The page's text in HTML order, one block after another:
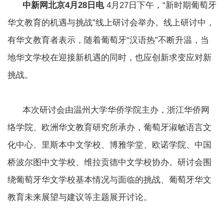
中新网北京4月28日电4月27日下午，“新时期葡萄牙
华文教育的机遇与挑战”线上研讨会举办。线上研讨中，
有华文教育者表示，随着葡萄牙“汉语热”不断升温，当
地华文学校在迎接新机遇的同时，也应创新求变应对新
挑战。
本次研讨会由温州大学华侨学院主办，浙江华侨网
络学院、欧洲华文教育研究所承办，葡萄牙淑敏语言文
化中心、里斯本中文学校、博雅学堂、欧诺学院、中国
桥波尔图中文学校、维拉贡德中文学校协办。研讨会围
绕葡萄牙华文学校基本情况与面临的挑战、葡萄牙华文
教育未来展望与建议等主题展开讨论。